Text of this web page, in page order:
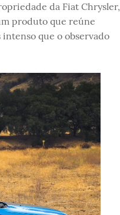
da Fiat Chrysler,
produto que reúne
que o observado